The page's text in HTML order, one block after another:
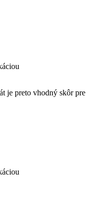
je preto vhodný skôr pre